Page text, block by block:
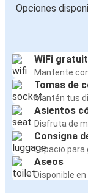
Opciones
WiFi
Mantente
Tomas de
Mantén tus
Asientos
Disfruta de
Consigna
Espacio
Aseos
Disponible